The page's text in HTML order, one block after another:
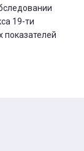
19-ти
показателей